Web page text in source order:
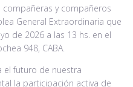
compañeras y compañeros
General Extraordinaria que
de 2026 a las 13 hs. en el
948, CABA.
futuro de nuestra
la participación activa de